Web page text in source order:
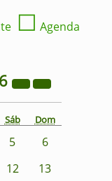
☐ Agenda
Sáb Dom
5
6
12
13